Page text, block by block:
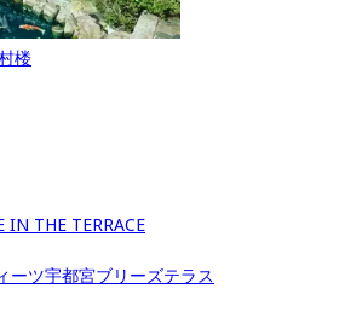
楼
IN THE TERRACE
ーツ宇都宮ブリーズテラス